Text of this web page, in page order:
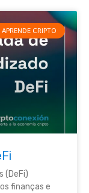
APRENDE CRIPTO
(DeFi)
finanças e